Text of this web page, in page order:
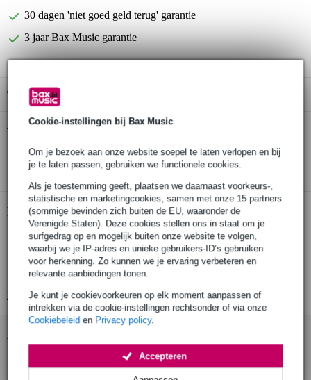
Cookie-instellingen bij Bax Music
Om je bezoek aan onze website soepel te laten verlopen en bij
je te laten passen, gebruiken we functionele cookies.
Als je toestemming geeft, plaatsen we daarnaast voorkeurs-,
statistische en marketingcookies, samen met onze 15 partners
(sommige bevinden zich buiten de EU, waaronder de
Verenigde Staten). Deze cookies stellen ons in staat om je
surfgedrag op en mogelijk buiten onze website te volgen,
waarbij we je IP-adres en unieke gebruikers-ID’s gebruiken
voor herkenning. Zo kunnen we je ervaring verbeteren en
relevante aanbiedingen tonen.
Je kunt je cookievoorkeuren op elk moment aanpassen of
intrekken via de cookie-instellingen rechtsonder of via onze
Cookiebeleid en Privacy policy.
Accepteren
30 dagen 'niet goed geld terug' garantie
3 jaar Bax Music garantie
Gratis ophalen in de winkel
Twijfel je of de Rotosound 66LDN Swing Bass 66 set
Start de check
Productinformatie
geschikt voor 4-snarige basgitaar
diktes: 45-65-85-105
gekleurde ball-ends
Bekijk alle productspecificaties